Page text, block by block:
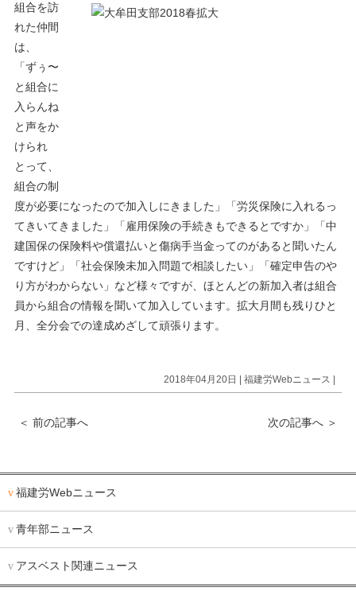
組合を訪
れた仲間
は、
「ずぅ〜
と組合に
入らんね
と声をか
けられ
とって、
組合の制
度が必要になったので加入しにきました」「労災保険に入れるっ
てきいてきました」「雇用保険の手続きもできるとですか」「中
建国保の保険料や償還払いと傷病手当金ってのがあると聞いたん
ですけど」「社会保険未加入問題で相談したい」「確定申告のや
り方がわからない」など様々ですが、ほとんどの新加入者は組合
員から組合の情報を聞いて加入しています。拡大月間も残りひと
月、全分会での達成めざして頑張ります。
2018年04月20日 |福建労Webニュース
＜ 前の記事へ 次の記事へ ＞
福建労Webニュース
青年部ニュース
アスベスト関連ニュース